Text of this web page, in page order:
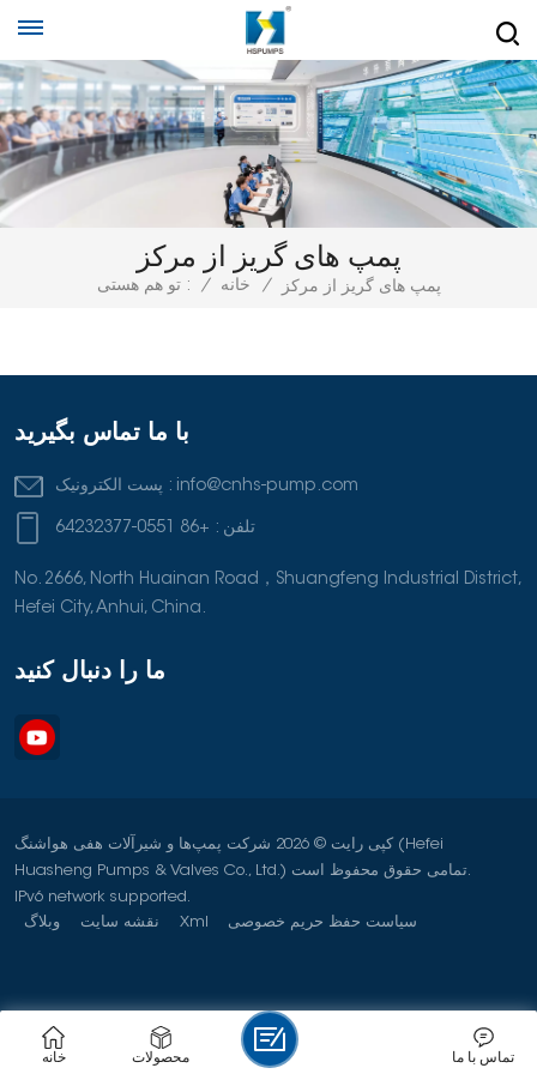
پمپ های گریز از مرکز
تو هم هستی : / خانه / پمپ های گریز از مرکز
با ما تماس بگیرید
پست الکترونیک : info@cnhs-pump.com
تلفن : +86 0551-64232377
No. 2666, North Huainan Road，Shuangfeng Industrial District,
Hefei City, Anhui, China.
ما را دنبال کنید
کپی رایت © 2026 شرکت پمپ‌ها و شیرآلات هفی هواشنگ (Hefei
Huasheng Pumps & Valves Co., Ltd.) تمامی حقوق محفوظ است.
IPv6 network supported.
وبلاگ
نقشه سایت Xml سیاست حفظ حریم خصوصی
خانه محصولات تماس با ما